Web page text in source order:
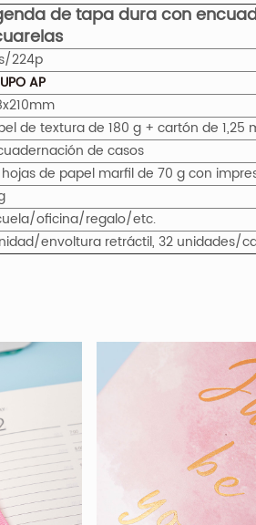
de tapa dura con
224p
AP
de textura de 180 g + cartón de
de casos
hojas de papel marfil de 70 g con
oficina/regalo/etc.
envoltura retráctil, 32 unidades/